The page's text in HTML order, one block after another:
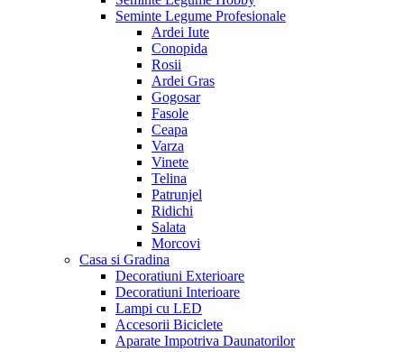
Seminte Legume Profesionale
Ardei Iute
Conopida
Rosii
Ardei Gras
Gogosar
Fasole
Ceapa
Varza
Vinete
Telina
Patrunjel
Ridichi
Salata
Morcovi
Casa si Gradina
Decoratiuni Exterioare
Decoratiuni Interioare
Lampi cu LED
Accesorii Biciclete
Aparate Impotriva Daunatorilor